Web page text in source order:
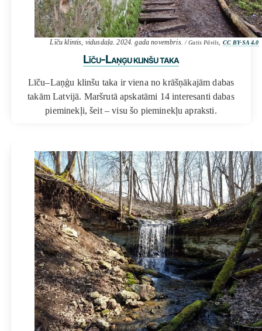
Līču klintis, vidusdaļa. 2024. gada novembris./ Gatis Pāvils, CC BY-SA 4.0
Līču-Laņģu klinšu taka
Līču–Laņģu klinšu taka ir viena no krāšņākajām dabas
takām Latvijā. Maršrutā apskatāmi 14 interesanti dabas
pieminekļi, šeit – visu šo pieminekļu apraksti.